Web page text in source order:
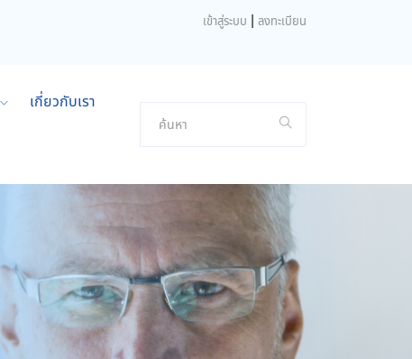
เข้าสู่ระบบ | ลงทะเบียน
เกี่ยวกับเรา